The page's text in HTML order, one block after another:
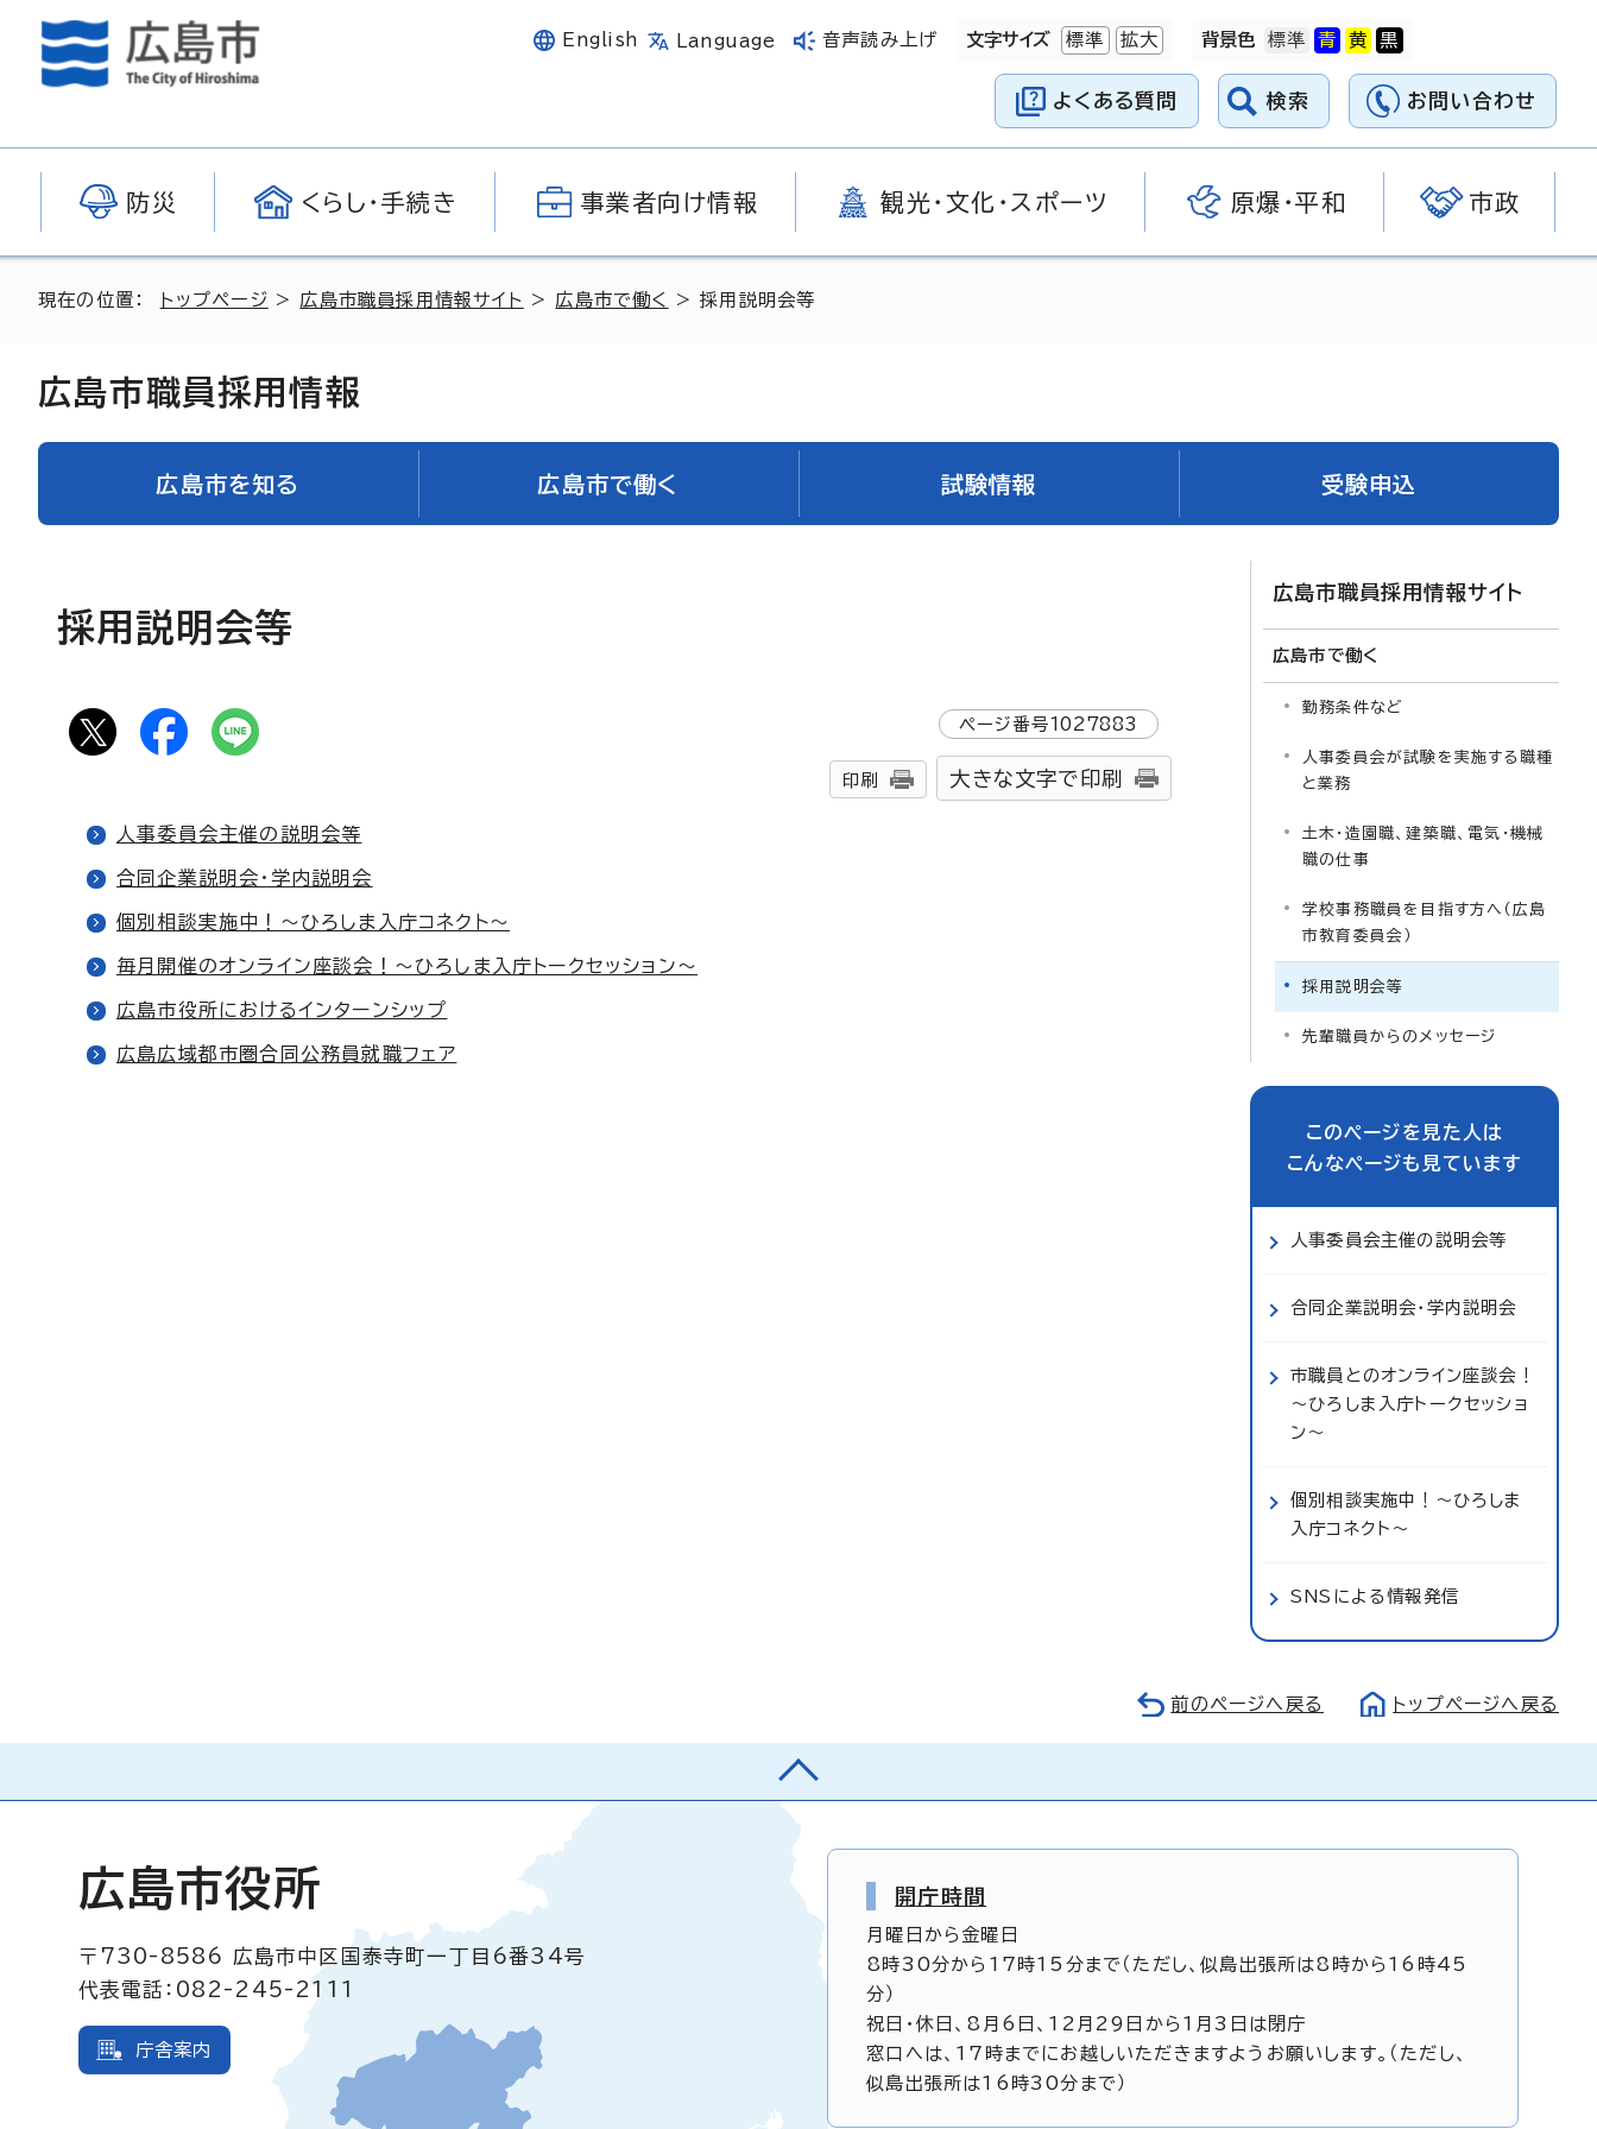
English Language 音声読み上げ 文字サイズ 標準 拡大 背景色
よくある質問 検索 お問い合わせ
防災 くらし・手続き 事業者向け情報 観光・文化・スポーツ 原爆・平和 市政
現在の位置： トップページ > 広島市職員採用情報サイト > 広島市で働く > 採用説明会等
広島市職員採用情報
広島市を知る 広島市で働く 試験情報 受験申込
採用説明会等
ページ番号1027883
印刷 大きな文字で印刷
人事委員会主催の説明会等
合同企業説明会・学内説明会
個別相談実施中！～ひろしま入庁コネクト～
毎月開催のオンライン座談会！～ひろしま入庁トークセッション～
広島市役所におけるインターンシップ
広島広域都市圏合同公務員就職フェア
広島市職員採用情報サイト
広島市で働く
勤務条件など
人事委員会が試験を実施する職種
と業務
土木・造園職、建築職、電気・機械
職の仕事
学校事務職員を目指す方へ（広島
市教育委員会）
採用説明会等
先輩職員からのメッセージ
このページを見た人は
こんなページも見ています
人事委員会主催の説明会等
合同企業説明会・学内説明会
市職員とのオンライン座談会！
～ひろしま入庁トークセッショ
ン～
個別相談実施中！～ひろしま
入庁コネクト～
SNSによる情報発信
前のページへ戻る トップページへ戻る
広島市役所
〒730-8586
広島市中区国泰寺町一丁目6番34号
代表電話：082-245-2111
庁舎案内
開庁時間
月曜日から金曜日
8時30分から17時15分まで（ただし、似島出張所は8時から16時45
分）
祝日・休日、8月6日、12月29日から1月3日は閉庁
窓口へは、17時までにお越しいただきますようお願いします。（ただし、
似島出張所は16時30分まで）